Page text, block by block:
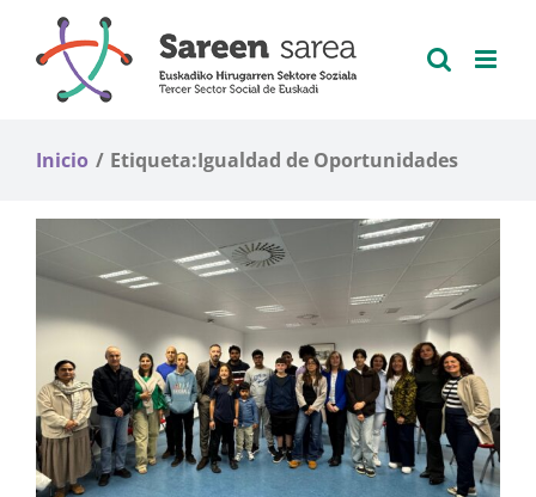
contenido
Inicio Etiqueta:Igualdad de Oportunidades